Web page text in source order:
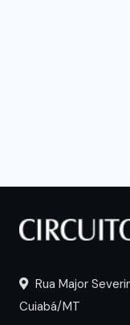
Rua Major
Cuiabá/MT